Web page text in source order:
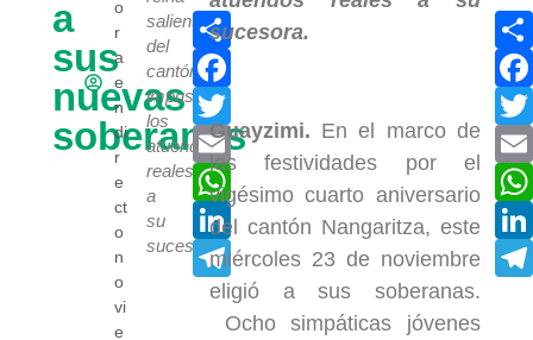
a
sus
nuevas
soberanas
o
r
a
e
n
di
r
e
ct
o
n
o
vi
e
saliente
del
cantón
impuso
los
atuendos
reales
a
su
sucesora.
Compartir
Facebook
Twitter
Email
WhatsApp
LinkedIn
Telegram
Guayzimi. En el marco de
las festividades por el
vigésimo cuarto aniversario
del cantón Nangaritza, este
miércoles 23 de noviembre
eligió a sus soberanas.
Ocho simpáticas jóvenes